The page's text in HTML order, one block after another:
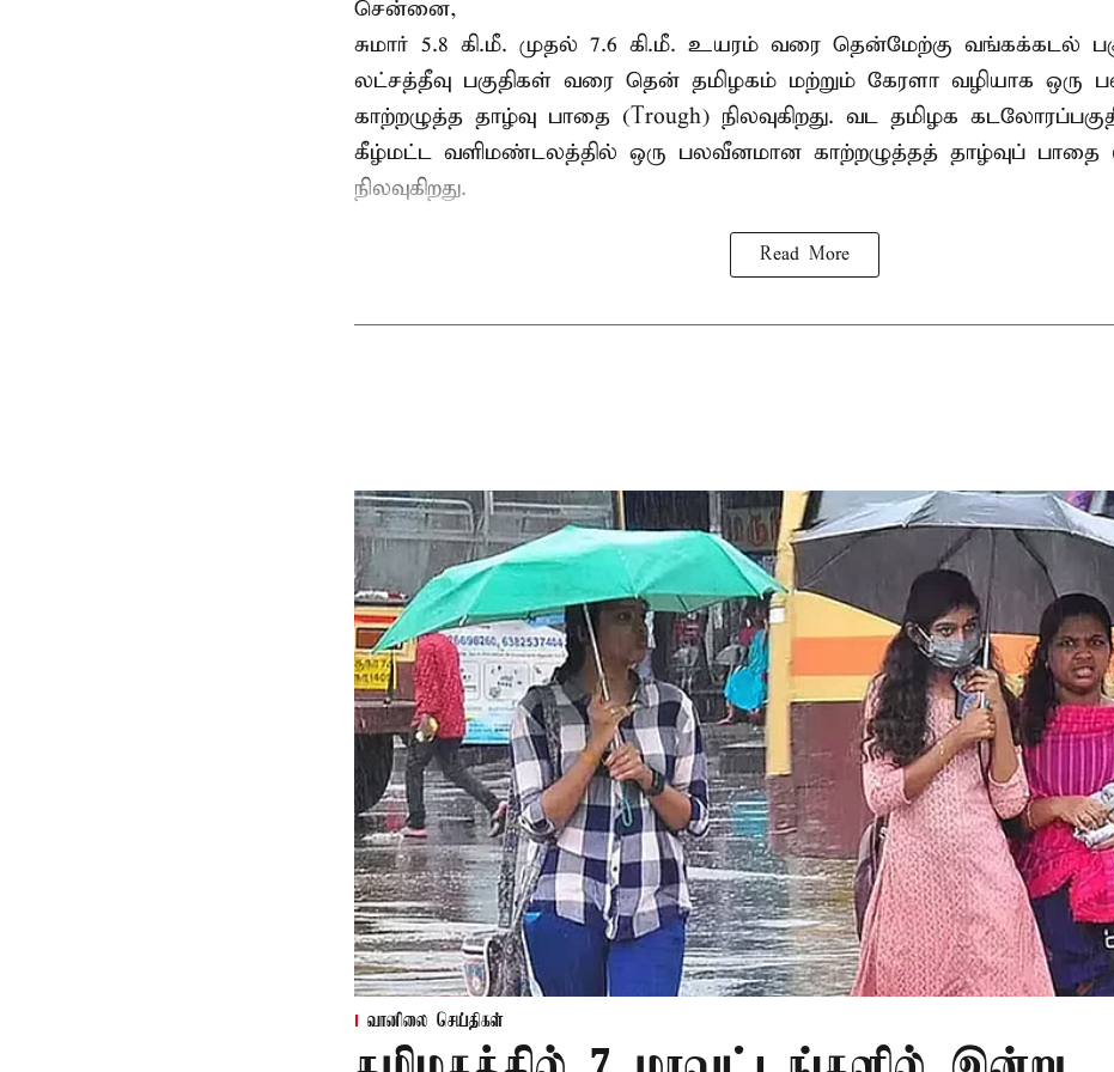
சென்னை,
சுமார் 5.8 கி.மீ. முதல் 7.6 கி.மீ. உயரம் வரை தென்மேற்கு வங்கக்கடல்
லட்சத்தீவு பகுதிகள் வரை தென் தமிழகம் மற்றும் கேரளா வழியாக ஒரு
காற்றழுத்த தாழ்வு பாதை (Trough) நிலவுகிறது. வட தமிழக
கீழ்மட்ட வளிமண்டலத்தில் ஒரு பலவீனமான காற்றழுத்தத் தாழ்வுப் பாதை
நிலவுகிறது.
Read More
வானிலை செய்திகள்